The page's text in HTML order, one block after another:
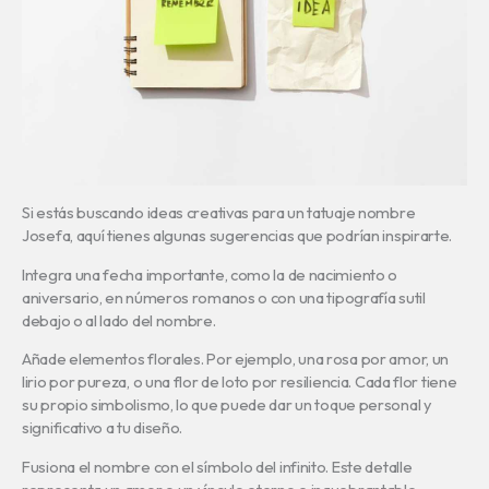
Si estás buscando ideas creativas para un tatuaje nombre
Josefa, aquí tienes algunas sugerencias que podrían inspirarte.
Integra una fecha importante, como la de nacimiento o
aniversario, en números romanos o con una tipografía sutil
debajo o al lado del nombre.
Añade elementos florales. Por ejemplo, una rosa por amor, un
lirio por pureza, o una flor de loto por resiliencia. Cada flor tiene
su propio simbolismo, lo que puede dar un toque personal y
significativo a tu diseño.
Fusiona el nombre con el símbolo del infinito. Este detalle